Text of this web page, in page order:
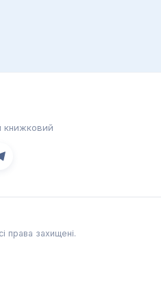
книжковий
права захищені.